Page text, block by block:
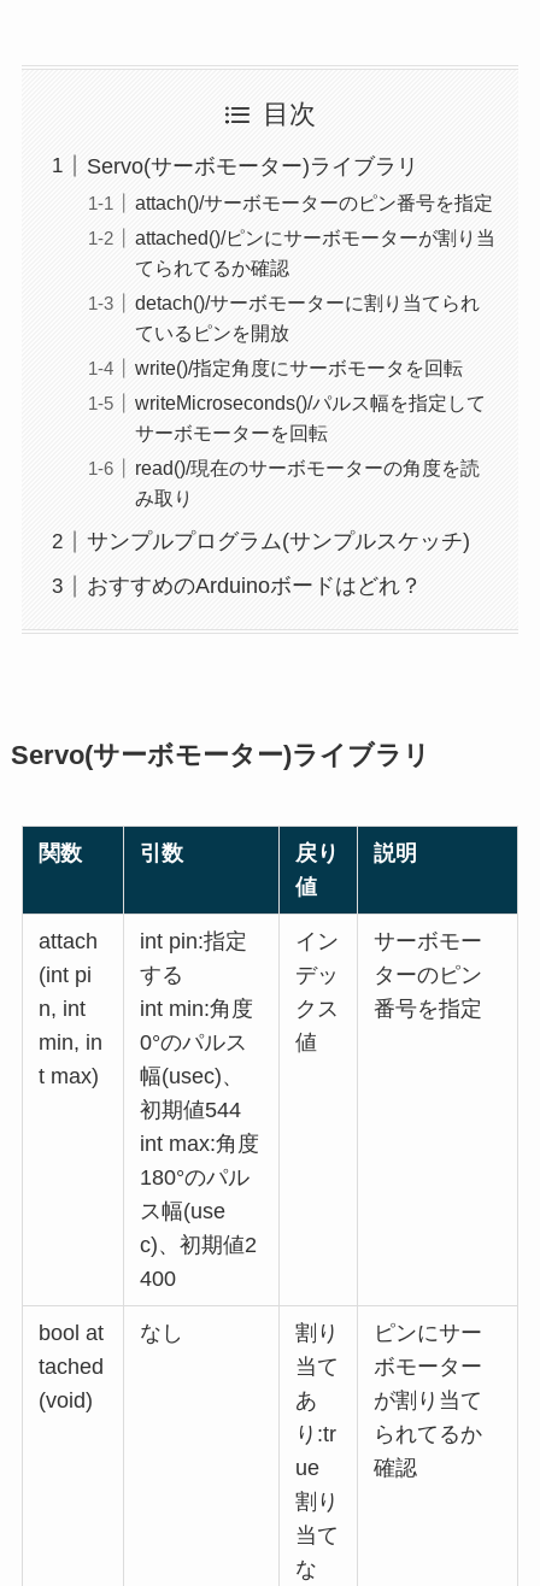
目次
Servo(サーボモーター)ライブラリ
attach()/サーボモーターのピン番号を指定
attached()/ピンにサーボモーターが割り当
てられてるか確認
detach()/サーボモーターに割り当てられ
ているピンを開放
write()/指定角度にサーボモータを回転
writeMicroseconds()/パルス幅を指定して
サーボモーターを回転
read()/現在のサーボモーターの角度を読
み取り
サンプルプログラム(サンプルスケッチ)
おすすめのArduinoボードはどれ？
Servo(サーボモーター)ライブラリ
関数 引数
戻り
値
説明
attach
(int pi
n, int
min, in
t max)
int pin:指定
する
int min:角度
0°のパルス
幅(usec)、
初期値544
int max:角度
180°のパル
ス幅(use
c)、初期値2
400
イン
デッ
クス
値
サーボモー
ターのピン
番号を指定
bool at
tached
(void)
なし
割り
当て
あ
り:tr
ue
割り
当て
な
ピンにサー
ボモーター
が割り当て
られてるか
確認